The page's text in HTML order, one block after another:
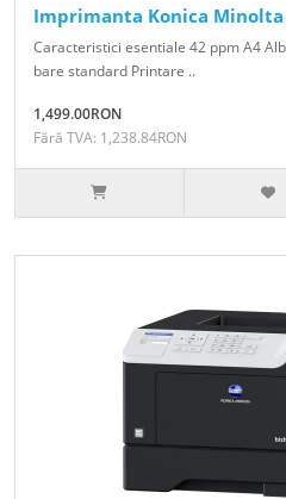
Imprimanta Konica Minolta
Caracteristici esentiale 42 ppm A4
bare standard Printare ..
1,499.00RON
Fără TVA: 1,238.84RON